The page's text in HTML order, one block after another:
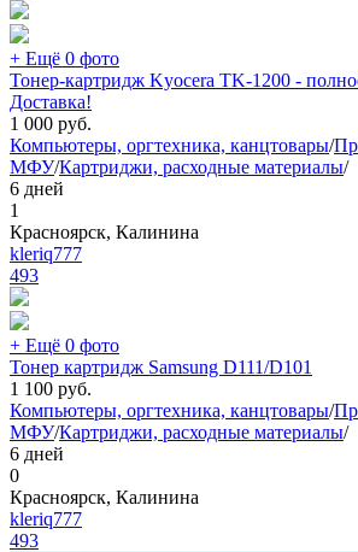
+ Ещё 0 фото
Тонер-картридж Kyocera TK-1200 -
Доставка!
1 000 руб.
Компьютеры, оргтехника, канцтовары/
МФУ/Картриджи, расходные материалы/
6 дней
1
Красноярск, Калинина
kleriq777
493
+ Ещё 0 фото
Тонер картридж Samsung D111/D101
1 100 руб.
Компьютеры, оргтехника, канцтовары/
МФУ/Картриджи, расходные материалы/
6 дней
0
Красноярск, Калинина
kleriq777
493